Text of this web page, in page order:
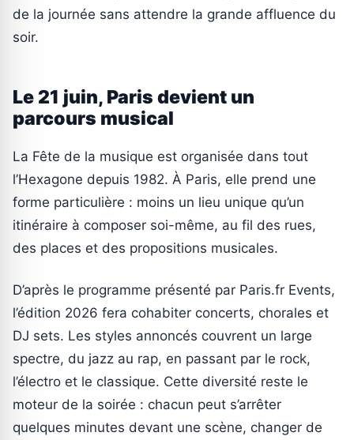
de la journée sans attendre la grande affluence du
soir.
Le 21 juin, Paris devient un
parcours musical
La Fête de la musique est organisée dans tout
l’Hexagone depuis 1982. À Paris, elle prend une
forme particulière : moins un lieu unique qu’un
itinéraire à composer soi-même, au fil des rues,
des places et des propositions musicales.
D’après le programme présenté par Paris.fr Events,
l’édition 2026 fera cohabiter concerts, chorales et
DJ sets. Les styles annoncés couvrent un large
spectre, du jazz au rap, en passant par le rock,
l’électro et le classique. Cette diversité reste le
moteur de la soirée : chacun peut s’arrêter
quelques minutes devant une scène, changer de